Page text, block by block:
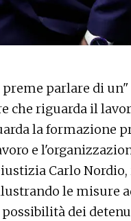
preme parlare di
che riguarda il
la formazione
e
Carlo
le misure
dei